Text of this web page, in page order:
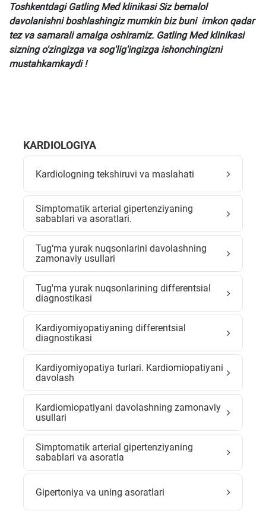
Toshkentdagi Gatling Med klinikasi Siz bemalol
davolanishni boshlashingiz mumkin biz buni imkon qadar
tez va samarali amalga oshiramiz. Gatling Med klinikasi
sizning o'zingizga va sog'lig'ingizga ishonchingizni
mustahkamkaydi !
KARDIOLOGIYA
Kardiologning tekshiruvi va maslahati
Simptomatik arterial gipertenziyaning
sabablari va asoratlari.
Tug‘ma yurak nuqsonlarini davolashning
zamonaviy usullari
Tug'ma yurak nuqsonlarining differentsial
diagnostikasi
Kardiyomiyopatiyaning differentsial
diagnostikasi
Kardiyomiyopatiya turlari. Kardiomiopatiyani
davolash
Kardiomiopatiyani davolashning zamonaviy
usullari
Simptomatik arterial gipertenziyaning
sabablari va asoratla
Gipertoniya va uning asoratlari